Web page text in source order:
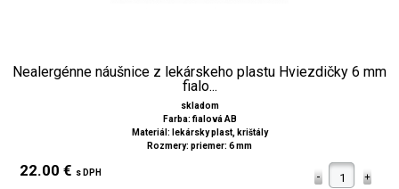
Nealergénne náušnice z lekárskeho plastu Hviezdičky 6 mm
fialo...
skladom
Farba: fialová AB
Materiál: lekársky plast, krištály
Rozmery: priemer: 6 mm
22.00 € s DPH